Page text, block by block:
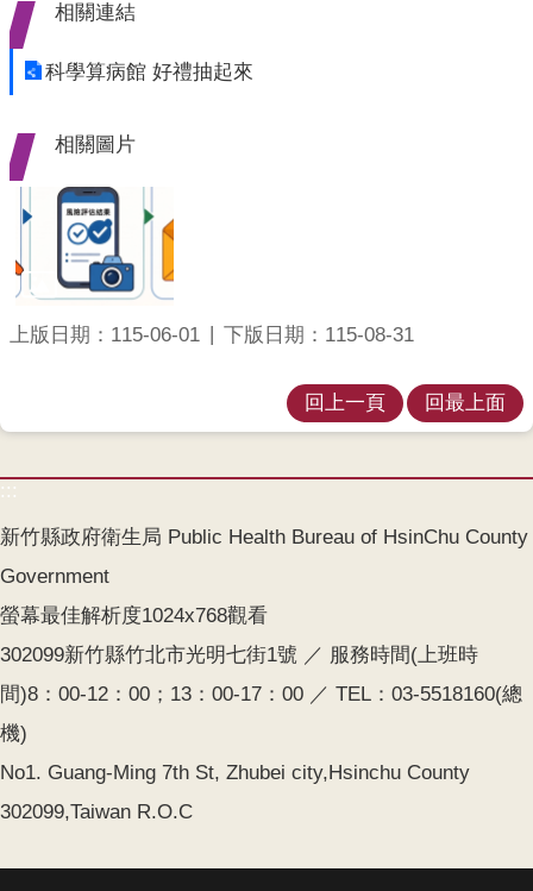
療
首
網
導
智
財
權
宣
告
隱
及
安
相關連結
科學算病館 好禮抽起來
相關圖片
上版日期：115-06-01 下版日期：115-08-31
回上一頁 回最上面
:::
新竹縣政府衛生局 Public Health Bureau of HsinChu County
Government
螢幕最佳解析度1024x768觀看
302099新竹縣竹北市光明七街1號 ／ 服務時間(上班時
間)8：00-12：00；13：00-17：00 ／ TEL：03-5518160(總
機)
No1. Guang-Ming 7th St, Zhubei city,Hsinchu County
302099,Taiwan R.O.C